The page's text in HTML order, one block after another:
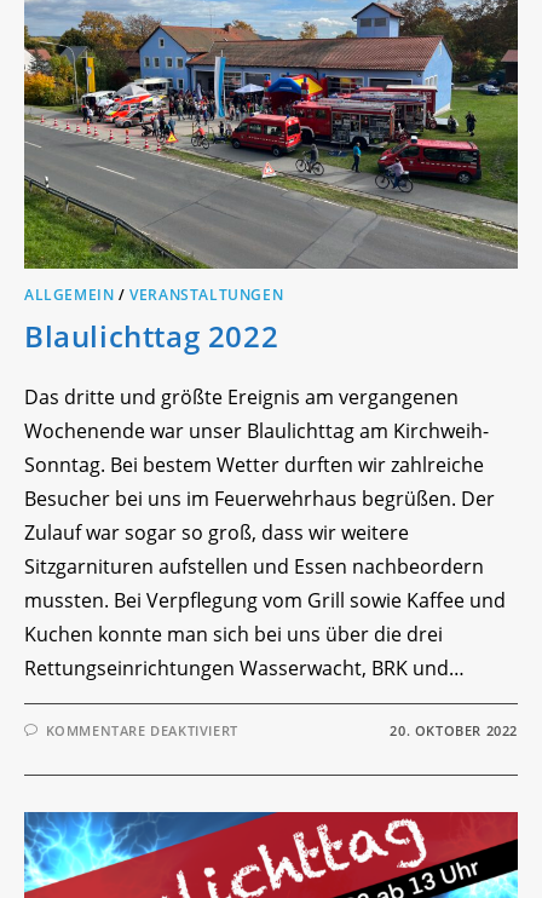
ALLGEMEIN /VERANSTALTUNGEN
Blaulichttag 2022
Das dritte und größte Ereignis am vergangenen
Wochenende war unser Blaulichttag am Kirchweih-
Sonntag. Bei bestem Wetter durften wir zahlreiche
Besucher bei uns im Feuerwehrhaus begrüßen. Der
Zulauf war sogar so groß, dass wir weitere
Sitzgarnituren aufstellen und Essen nachbeordern
mussten. Bei Verpflegung vom Grill sowie Kaffee und
Kuchen konnte man sich bei uns über die drei
Rettungseinrichtungen Wasserwacht, BRK und…
KOMMENTARE DEAKTIVIERTFÜR 20. OKTOBER 2022